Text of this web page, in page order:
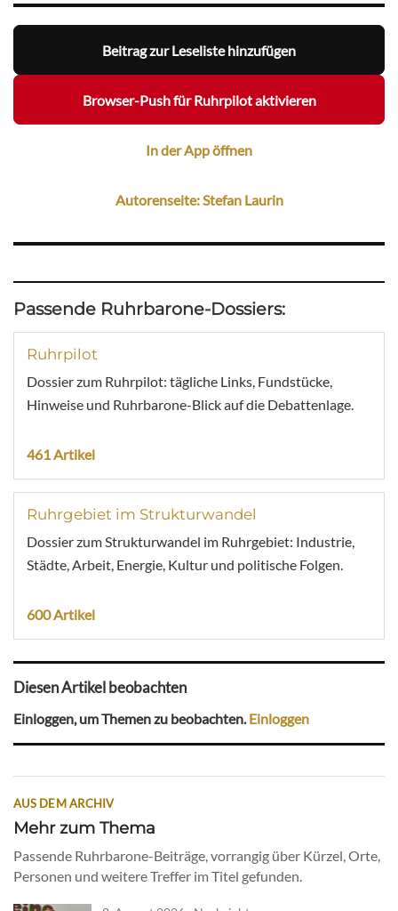
Beitrag zur Leseliste hinzufügen
Browser-Push für Ruhrpilot aktivieren
In der App öffnen
Autorenseite: Stefan Laurin
Passende Ruhrbarone-Dossiers:
Ruhrpilot
Dossier zum Ruhrpilot: tägliche Links, Fundstücke,
Hinweise und Ruhrbarone-Blick auf die Debattenlage.
461 Artikel
Ruhrgebiet im Strukturwandel
Dossier zum Strukturwandel im Ruhrgebiet: Industrie,
Städte, Arbeit, Energie, Kultur und politische Folgen.
600 Artikel
Diesen Artikel beobachten
Einloggen, um Themen zu beobachten.Einloggen
AUS DEM ARCHIV
Mehr zum Thema
Passende Ruhrbarone-Beiträge, vorrangig über Kürzel, Orte,
Personen und weitere Treffer im Titel gefunden.